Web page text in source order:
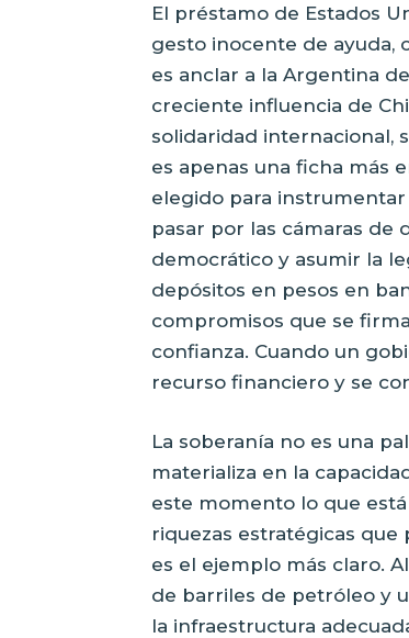
El préstamo de Estados
gesto inocente de ayuda,
es anclar a la Argentina
creciente influencia de
solidaridad internacional,
es apenas una ficha más
elegido para
pasar por las cámaras de
democrático y asumir la
depósitos en pesos en
compromisos que se
confianza. Cuando un
recurso financiero y se
La soberanía no es una
materializa en la
este momento lo que
riquezas estratégicas
es el ejemplo más claro.
de barriles de petróleo y
la infraestructura